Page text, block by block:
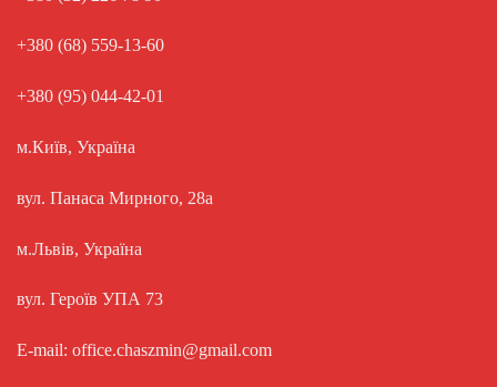
+380 (68) 559-13-60
+380 (95) 044-42-01
м.Київ, Україна
вул. Панаса Мирного, 28а
м.Львів, Україна
вул. Героїв УПА 73
E-mail: office.chaszmin@gmail.com